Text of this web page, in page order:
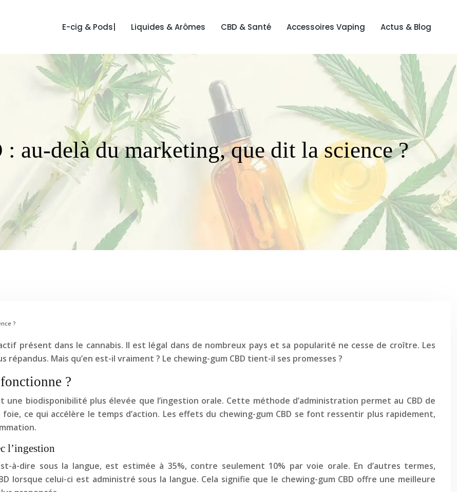
E-cig & Pods| Liquides & Arômes CBD & Santé Accessoires Vaping Actus & Blog
au-delà du marketing, que dit la science ?
?
présent dans le cannabis. Il est légal dans de nombreux pays et sa popularité ne cesse de croître. Les
répandus. Mais qu’en est-il vraiment ? Le chewing-gum CBD tient-il ses promesses ?
?
une biodisponibilité plus élevée que l’ingestion orale. Cette méthode d’administration permet au CBD de
ce qui accélère le temps d’action. Les effets du chewing-gum CBD se font ressentir plus rapidement,
l’ingestion
à-dire sous la langue, est estimée à 35%, contre seulement 10% par voie orale. En d’autres termes,
lorsque celui-ci est administré sous la langue. Cela signifie que le chewing-gum CBD offre une meilleure